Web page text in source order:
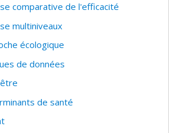
comparative de l'efficacité
multiniveaux
écologique
de données
de santé